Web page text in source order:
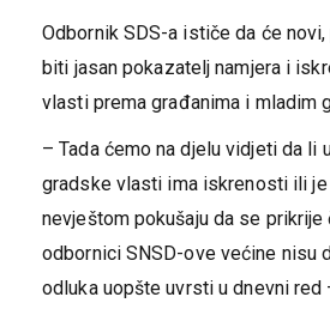
​Odbornik SDS-a ističe da će
biti jasan pokazatelj namjera i
vlasti prema građanima i mladim
​– Tada ćemo na djelu vidjeti da li
gradske vlasti ima iskrenosti ili
nevještom pokušaju da se prikrije
odbornici SNSD-ove većine nisu
odluka uopšte uvrsti u dnevni red